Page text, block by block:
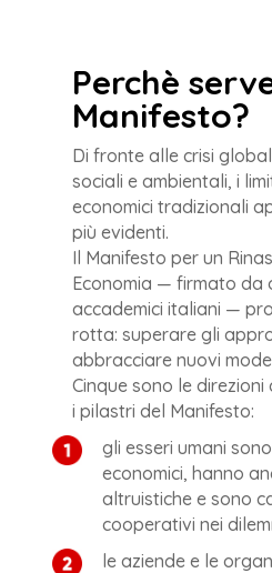
Perchè
Manifesto?
Di fronte alle crisi
sociali e ambientali, i
economici tradizionali
più evidenti.
Il Manifesto per un
Economia — firmato da
accademici italiani —
rotta: superare gli
abbracciare nuovi
Cinque sono le
i pilastri del Manifesto:
gli esseri umani
economici, hanno
altruistiche e sono
cooperativi nei
le aziende e le